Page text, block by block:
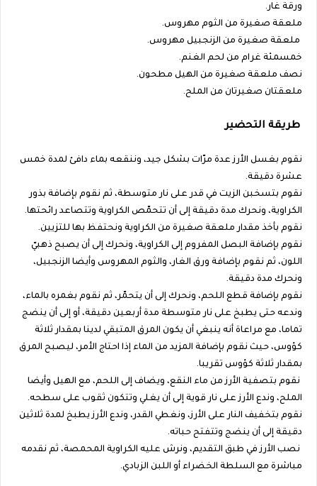
ورقة غار.
ملعقة صغيرة من الثوم مهروس.
ملعقة صغيرة من الزنجبيل مهروس.
خمسمئة غرام من لحم الغنم.
نصف ملعقة صغيرة من الهيل مطحون.
ملعقتان صغيرتان من الملح.
طريقة التحضير
نقوم بغسل الأرز عدة مرّات بشكل جيد، وننقعه بماء دافئ لمدة خمس
عشرة دقيقة.
نقوم بتسخبن الزيت في قدر على نار متوسطة، ثم نقوم بإضافة بذور
الكراوية، ونحرك مدة دقيقة إلى أن تتحمّص الكراوية وتتصاعد رائحتها.
نقوم بأخذ مقدار ملعقة صغيرة من الكراوية ونحتفظ بها للتزيين.
نقوم بإضافة البصل المفروم إلى الكراوية، ونحرك إلى أن يصبح ذهبيّ
اللون، ثم نقوم بإضافة ورق الغار، والثوم المهروس وأيضا الزنجبيل،
ونحرك مدة دقيقة.
نقوم بإضافة قطع اللحم، ونحرك إلى أن يتحمّر، ثم نقوم بغمره بالماء،
وندعه حتى يطبخ على نار متوسطة مدة أربعين دقيقة، أو إلى أن ينضج
تماما، مع مراعاة أنه ينبغي أن يكون المرق المتبقي لدينا بمقدار ثلاثة
كؤوس، حيث نقوم بإضافة المزيد من الماء إذا احتاج الأمر، ليصبح المرق
بمقدار ثلاثة كؤوس تقريبا.
نقوم بتصفية الأرز من ماء النقع، ويضاف إلى اللحم، مع الهيل وأيضا
الملح، وندع الأرز على نار قوية إلى أن يغلي وتتكون ثقوب على سطحه.
نقوم بتخفيف النار على الأرز، ونغطي القدر، وندع الأرز يطبخ لمدة ثلاثين
دقيقة إلى أن ينضج وتتفتح حباته.
نصب الأرز في طبق التقديم، ونرش عليه الكراوية المحمصة، ثم نقدمه
مباشرة مع السلطة الخضراء أو اللبن الزبادي.